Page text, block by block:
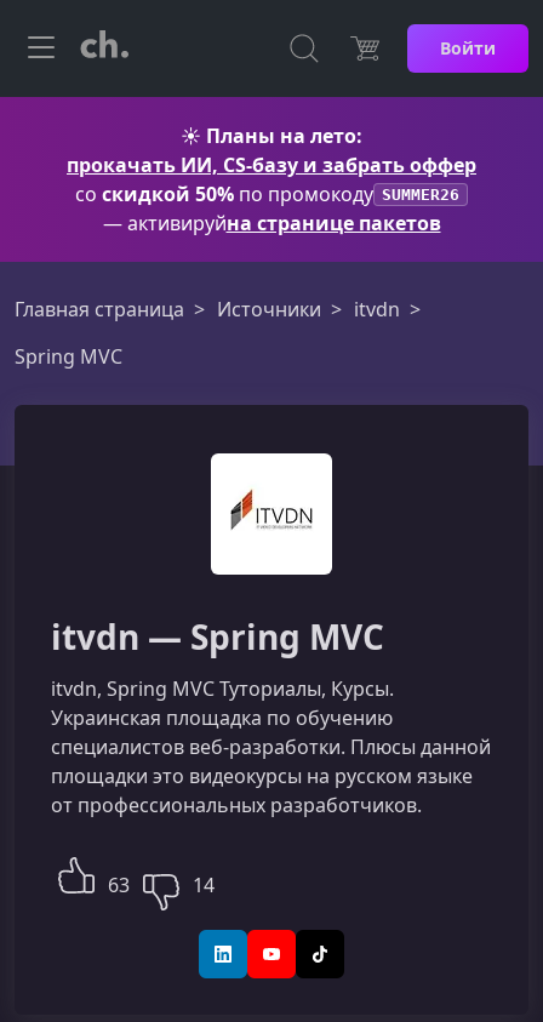
Войти
☀️ Планы на лето:
прокачать ИИ, CS-базу и забрать оффер
со скидкой 50% по промокоду SUMMER26
— активируйна странице пакетов
Главная страница Источники
itvdn
Spring MVC
itvdn — Spring MVC
itvdn, Spring MVC Туториалы, Курсы.
Украинская площадка по обучению
специалистов веб-разработки. Плюсы данной
площадки это видеокурсы на русском языке
от профессиональных разработчиков.
63 14
LinkedInYouTubeTikTok